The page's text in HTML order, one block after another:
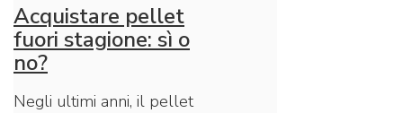
Acquistare pellet
fuori stagione: sì o
no?
Negli ultimi anni, il pellet